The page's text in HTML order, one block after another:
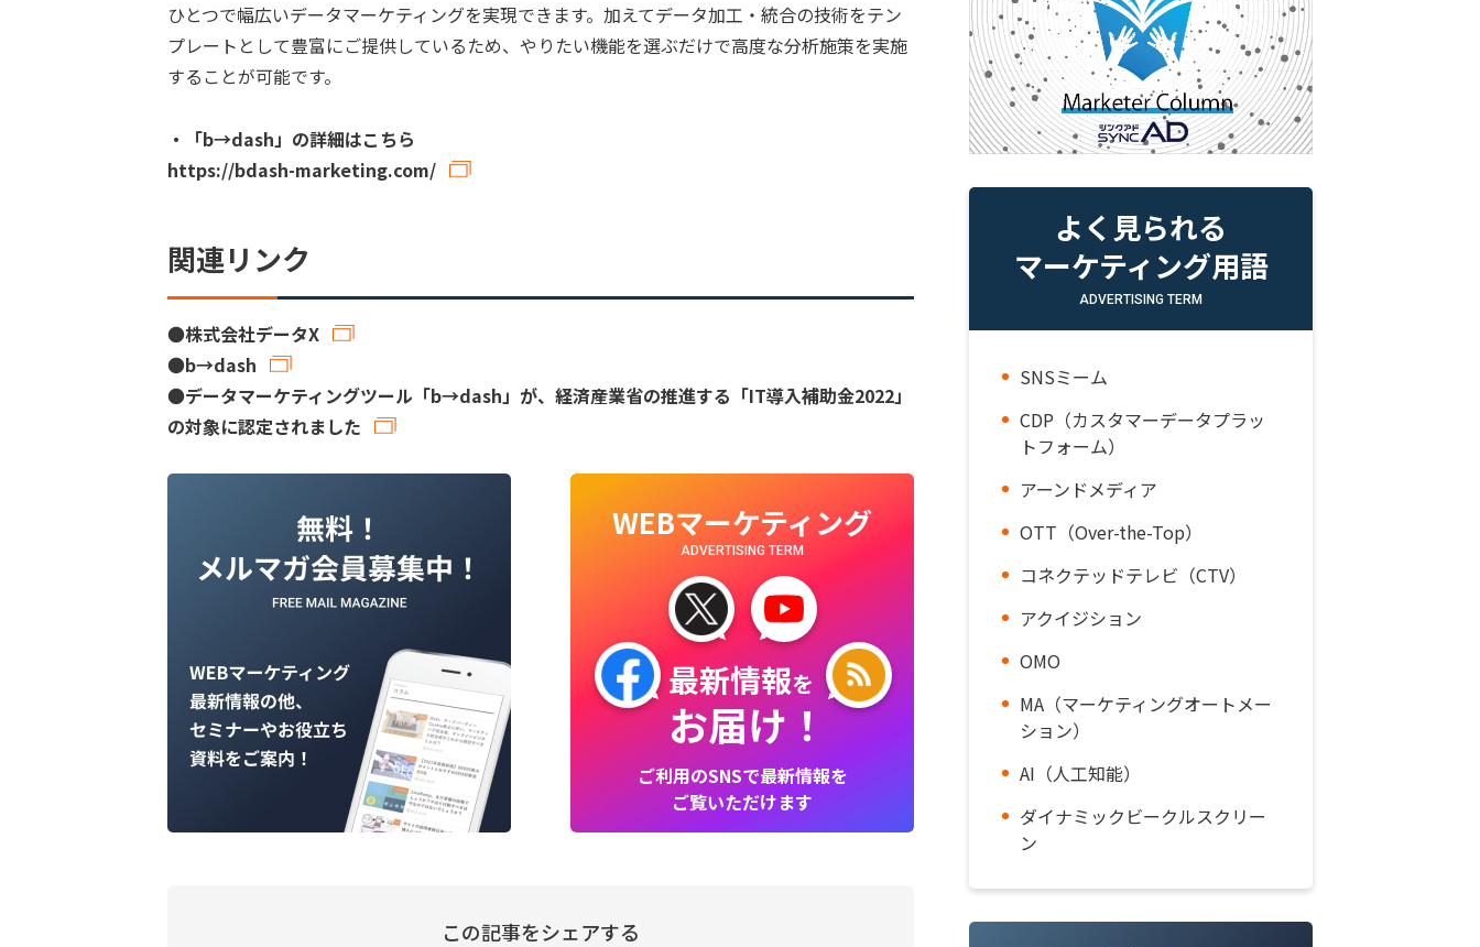
ひとつで幅広いデータマーケティングを実現できます。加えてデータ加工・統合の技術をテン
プレートとして豊富にご提供しているため、やりたい機能を選ぶだけで高度な分析施策を実施
することが可能です。
・「b→dash」の詳細はこちら
https://bdash-marketing.com/
関連リンク
●株式会社データX
●b→dash
●データマーケティングツール「b→dash」が、経済産業省の推進する「IT導入補助金2022」
の対象に認定されました
WEBマーケティング
ADVERTISING TERM
最新情報を
お届け！
ご利用のSNSで最新情報を
ご覧いただけます
この記事をシェアする
よく見られる
マーケティング用語
ADVERTISING TERM
SNSミーム
CDP（カスタマーデータプラッ
トフォーム）
アーンドメディア
OTT（Over-the-Top）
コネクテッドテレビ（CTV）
アクイジション
OMO
MA（マーケティングオートメー
ション）
AI（人工知能）
ダイナミックビークルスクリー
ン